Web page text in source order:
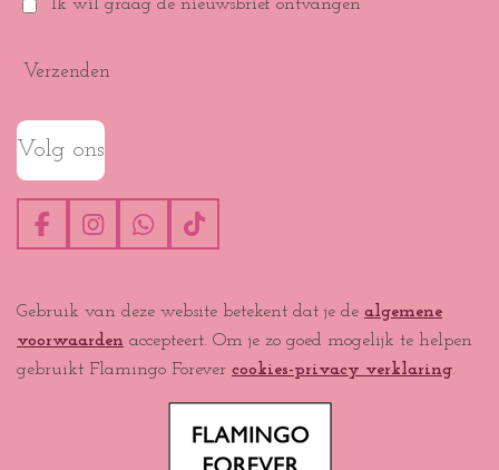
Ik wil graag de nieuwsbrief ontvangen
Verzenden
Volg ons
F
a
b
o
o
I
n
a
g
r
W
h
s
A
p
T
i
o
k
Gebruik van deze website betekent dat je de algemene
voorwaarden accepteert. Om je zo goed mogelijk te helpen
gebruikt Flamingo Forever cookies-privacy verklaring.